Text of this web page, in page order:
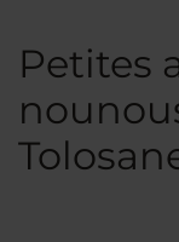
Petites